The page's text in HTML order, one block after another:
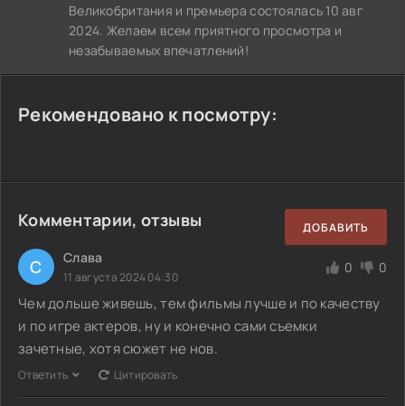
Великобритания и премьера состоялась 10 авг
2024. Желаем всем приятного просмотра и
незабываемых впечатлений!
Рекомендовано к посмотру:
Комментарии, отзывы ДОБАВИТЬ
С Слава
11 августа 2024 04:30
0 0
Чем дольше живешь, тем фильмы лучше и по качеству
и по игре актеров, ну и конечно сами съемки
зачетные, хотя сюжет не нов.
Ответить Цитировать